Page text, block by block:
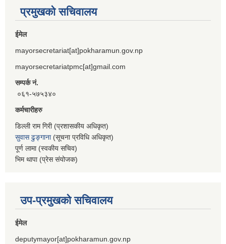
प्रमुखको सचिवालय
ईमेल
mayorsecretariat[at]pokharamun.gov.np
mayorsecretariatpmc[at]gmail.com
सम्पर्क नं.
०६१-५७५३४०
कर्मचारीहरु
डिल्ली राम गिरी (प्रशासकीय अधिकृत)
सुवास ढुङ्गाना(सूचना प्रविधि अधिकृत)
पूर्ण लामा (स्वकीय सचिव)
भिम थापा (प्रेस संयोजक)
उप-प्रमुखको सचिवालय
ईमेल
deputymayor[at]pokharamun.gov.np